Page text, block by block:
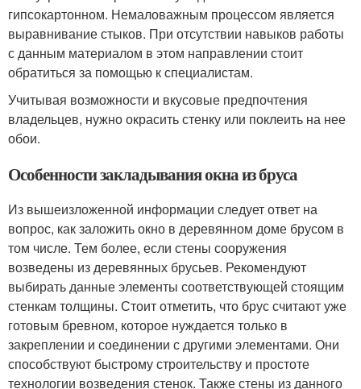
гипсокартонном. Немаловажным процессом является
выравнивание стыков. При отсутствии навыков работы
с данным материалом в этом направлении стоит
обратиться за помощью к специалистам.
Учитывая возможности и вкусовые предпочтения
владельцев, нужно окрасить стенку или поклеить на нее
обои.
Особенности закладывания окна из бруса
Из вышеизложенной информации следует ответ на
вопрос, как заложить окно в деревянном доме брусом в
том числе. Тем более, если стены сооружения
возведены из деревянных брусьев. Рекомендуют
выбирать данные элементы соответствующей стоящим
стенкам толщины. Стоит отметить, что брус считают уже
готовым бревном, которое нуждается только в
закреплении и соединении с другими элементами. Они
способствуют быстрому строительству и простоте
технологии возведения стенок. Также стены из данного